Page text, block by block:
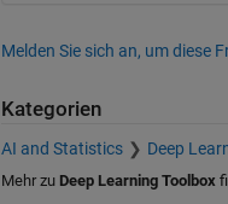
Melden Sie sich an, um diese
Kategorien
AI and Statistics Deep
Mehr zu Deep Learning Toolbox